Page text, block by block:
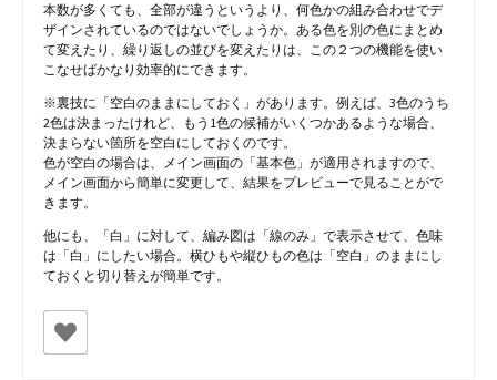
本数が多くても、全部が違うというより、何色かの組み合わせでデ
ザインされているのではないでしょうか。ある色を別の色にまとめ
て変えたり、繰り返しの並びを変えたりは、この２つの機能を使い
こなせばかなり効率的にできます。
※裏技に「空白のままにしておく」があります。例えば、3色のうち
2色は決まったけれど、もう1色の候補がいくつかあるような場合、
決まらない箇所を空白にしておくのです。
色が空白の場合は、メイン画面の「基本色」が適用されますので、
メイン画面から簡単に変更して、結果をプレビューで見ることがで
きます。
他にも、「白」に対して、編み図は「線のみ」で表示させて、色味
は「白」にしたい場合。横ひもや縦ひもの色は「空白」のままにし
ておくと切り替えが簡単です。